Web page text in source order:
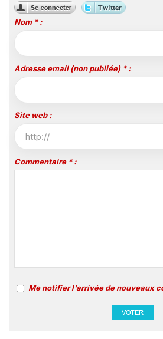
Nom * :
Adresse email (non publiée) * :
Site web :
Commentaire * :
Me notifier l'arrivée de nouveaux